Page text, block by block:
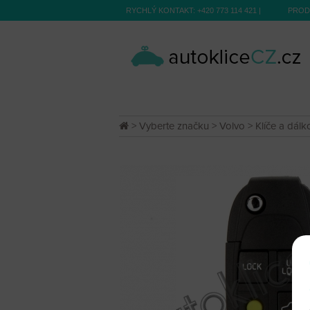
RYCHLÝ KONTAKT: +420 773 114 421 |
> Vyberte značku > Volvo > Klíče a